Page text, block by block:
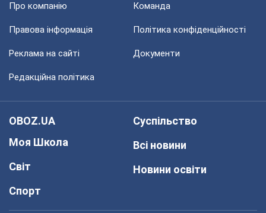
Про компанію Команда
Правова інформація Політика конфіденційності
Реклама на сайті Документи
Редакційна політика
OBOZ.UA
Моя Школа
Світ
Спорт
Суспільство
Всі новини
Новини освіти